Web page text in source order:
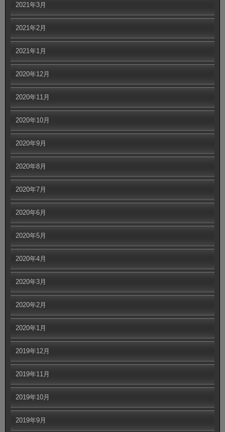
2021年3月
2021年2月
2021年1月
2020年12月
2020年11月
2020年10月
2020年9月
2020年8月
2020年7月
2020年6月
2020年5月
2020年4月
2020年3月
2020年2月
2020年1月
2019年12月
2019年11月
2019年10月
2019年9月